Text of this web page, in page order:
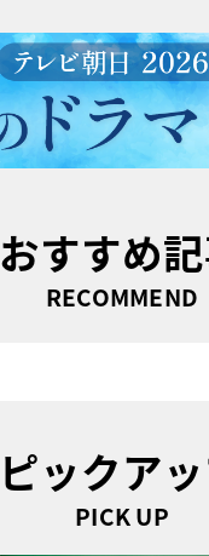
おすすめ
RECOMMEND
ピックア
PICK UP